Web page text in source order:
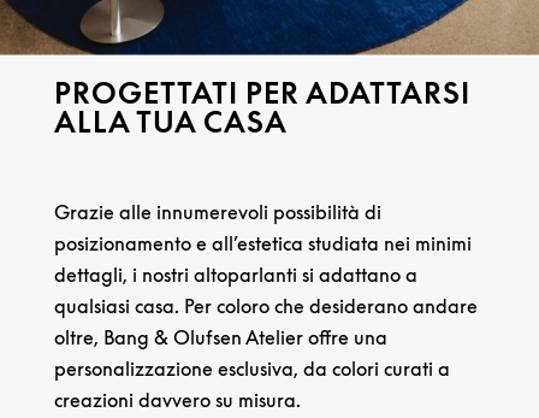
PROGETTATI PER ADATTARSI
ALLA TUA CASA
Grazie alle innumerevoli possibilità di
posizionamento e all’estetica studiata nei minimi
dettagli, i nostri altoparlanti si adattano a
qualsiasi casa. Per coloro che desiderano andare
oltre, Bang & Olufsen Atelier offre una
personalizzazione esclusiva, da colori curati a
creazioni davvero su misura.